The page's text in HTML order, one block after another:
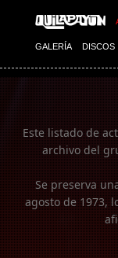
GALERÍA DISCOS
Imagen 01
Este listado de
archivo del
Se preserva
agosto de 1973,